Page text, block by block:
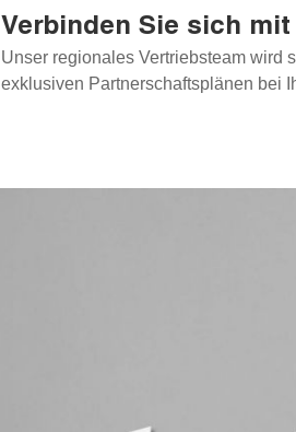
Verbinden Sie sich
Unser regionales Vertriebsteam wird
exklusiven Partnerschaftsplänen bei